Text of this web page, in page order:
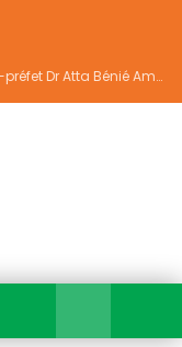
Indépendance 2026 À Yakassé-Mé: Le sous-préfet Dr Atta Bénié Amédé appelle à l’unité, à la sécurité et au développement